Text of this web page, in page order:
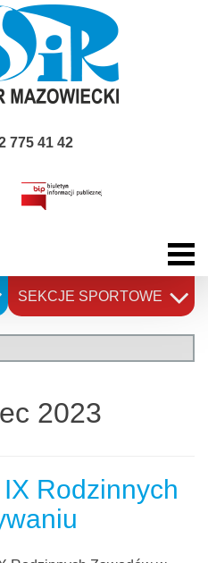
775 41 42
SEKCJE SPORTOWE
2023
Rodzinnych